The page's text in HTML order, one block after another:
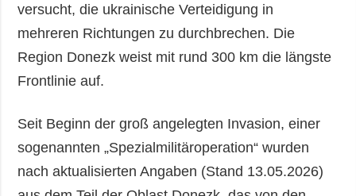
versucht, die ukrainische Verteidigung in
mehreren Richtungen zu durchbrechen. Die
Region Donezk weist mit rund 300 km die längste
Frontlinie auf.
Seit Beginn der groß angelegten Invasion, einer
sogenannten „Spezialmilitäroperation“ wurden
nach aktualisierten Angaben (Stand 13.05.2026)